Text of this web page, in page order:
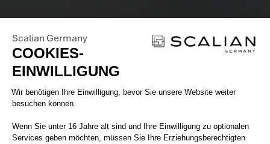
Scalian Germany
COOKIES-
EINWILLIGUNG
Einwilligungsmanagementplattform:
Wir benötigen Ihre Einwilligung, bevor Sie unsere Website weiter
besuchen können.
Wenn Sie unter 16 Jahre alt sind und Ihre Einwilligung zu optionalen
Services geben möchten, müssen Sie Ihre Erziehungsberechtigten